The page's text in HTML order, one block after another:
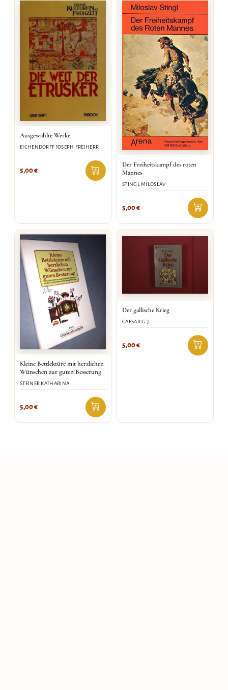
Ausgewählte Werke
EICHENDORFF JOSEPH FREIHERR
5,00€
Der Freiheitskampf des roten
Mannes
STINGL MILOSLAV
5,00€
Kleine Bettlektüre mit herzlichen
Wünschen zur guten Besserung
STEINER KATHARINA
5,00€
Der gallische Krieg
CAESAR G.J.
5,00€